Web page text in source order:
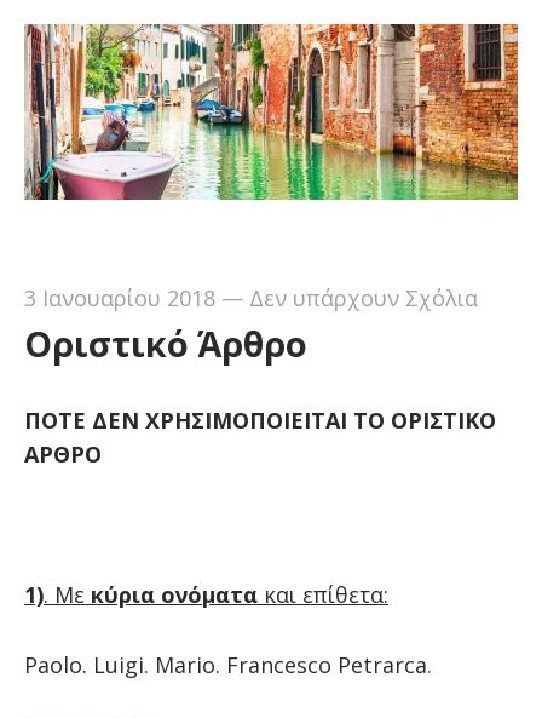
3 Ιανουαρίου 2018— Δεν υπάρχουν Σχόλια
Οριστικό Άρθρο
ΠΟΤΕ ΔΕΝ ΧΡΗΣΙΜΟΠΟΙΕΙΤΑΙ ΤΟ ΟΡΙΣΤΙΚΟ
ΑΡΘΡΟ
1). Με κύρια ονόματακαι επίθετα:
Paolo. Luigi. Mario. Francesco Petrarca.